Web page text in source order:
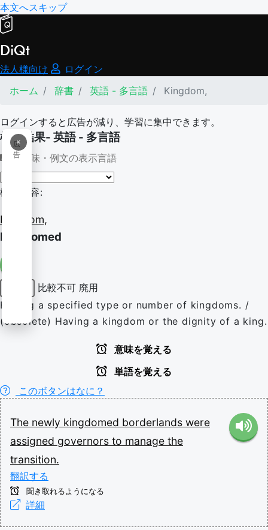
本文へスキップ
DiQt
法人様向け
ログイン
ホーム
辞書 英語 - 多言語 Kingdom,
ログインすると広告が減り、学習に集中できます。
×
広
告
検索結果- 英語 - 多言語
意味・例文の表示言語
検索内容:
Kingdom,
kingdomed
比較不可 廃用
Having a specified type or number of kingdoms. /
(obsolete) Having a kingdom or the dignity of a king.
意味を覚える
単語を覚える
このボタンはなに？
The newly kingdomed borderlands were
assigned governors to manage the
transition.
翻訳する
聞き取れるようになる
詳細